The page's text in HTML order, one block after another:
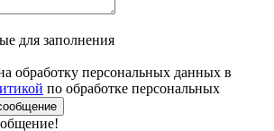
для заполнения
обработку персональных данных в
по обработке персональных